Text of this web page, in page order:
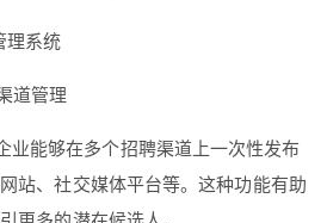
道管理
业能够在多个招聘渠道上一次性发布
站、社交媒体平台等。这种功能有助